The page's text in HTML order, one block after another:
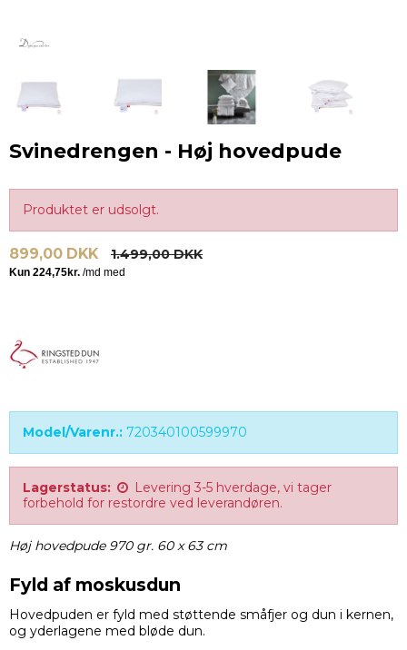
Svinedrengen - Høj hovedpude
Produktet er udsolgt.
899,00 DKK 1.499,00 DKK
Model/Varenr.: 720340100599970
Lagerstatus:
Levering 3-5 hverdage, vi tager
forbehold for restordre ved leverandøren.
Høj hovedpude 970 gr. 60 x 63 cm
Fyld af moskusdun
Hovedpuden er fyld med støttende småfjer og dun i kernen,
og yderlagene med bløde dun.